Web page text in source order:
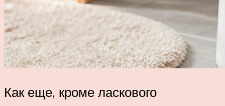
Как еще, кроме ласкового